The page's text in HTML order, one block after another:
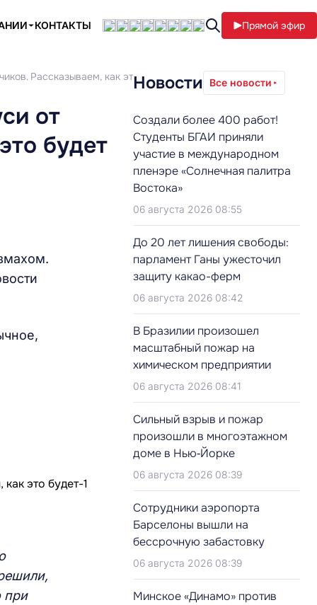
КОНТАКТЫ Прямой эфир
Рассказываем, как это будет
от
будет
при
Новости Все новости
Создали более 400 работ!
Студенты БГАИ приняли
участие в международном
пленэре «Солнечная палитра
Востока»
06 августа 2026 08:55
До 20 лет лишения свободы:
парламент Ганы ужесточил
защиту какао-ферм
06 августа 2026 08:42
В Бразилии произошел
масштабный пожар на
химическом предприятии
06 августа 2026 08:41
Сильный взрыв и пожар
произошли в многоэтажном
доме в Нью‑Йорке
06 августа 2026 08:39
Сотрудники аэропорта
Барселоны вышли на
бессрочную забастовку
06 августа 2026 08:39
Минское «Динамо» против